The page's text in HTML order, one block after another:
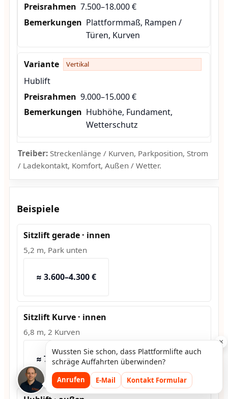
7.500–18.000 €
Plattformmaß, Rampen /
Türen, Kurven
Vertikal
Hublift
9.000–15.000 €
Hubhöhe, Fundament,
Wetterschutz
Treiber:Streckenlänge / Kurven, Parkposition, Strom
/ Ladekontakt, Komfort, Außen / Wetter.
Beispiele
Sitzlift gerade · innen
5,2 m, Park unten
≈ 3.600–4.300 €
Sitzlift Kurve · innen
6,8 m, 2 Kurven
≈ 7.500–9.200 €
×
Wussten Sie schon, dass Plattformlifte auch
schräge Auffahrten überwinden?
Anrufen E-Mail Kontakt Formular